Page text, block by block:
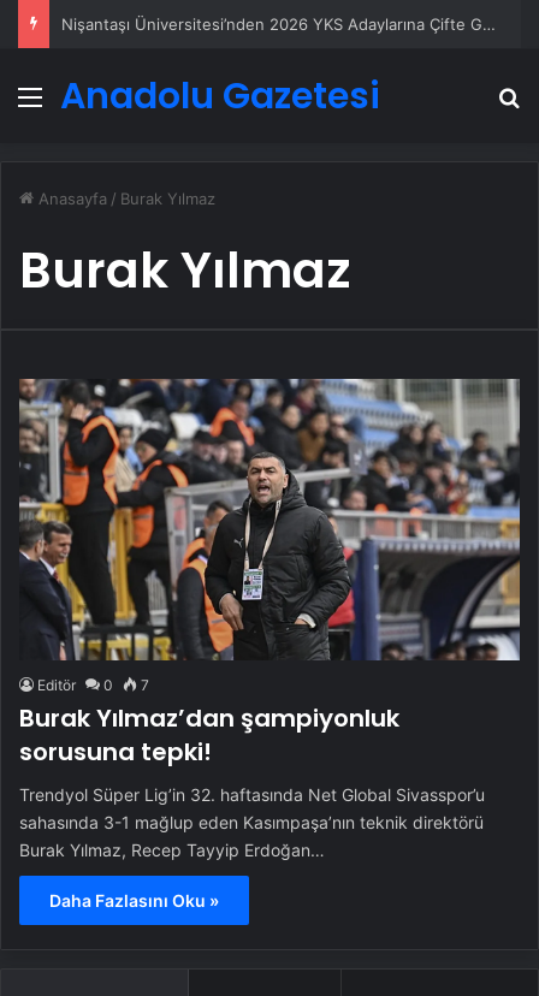
Nişantaşı Üniversitesi’nden 2026 YKS Adaylarına Çifte Güvence: Sabit Ücret ve Kesintisiz Burs
Menü
Anadolu Gazetesi
Anasayfa / Burak Yılmaz
Burak Yılmaz
Editör 0 7
Burak Yılmaz’dan şampiyonluk
sorusuna tepki!
Trendyol Süper Lig’in 32. haftasında Net Global Sivasspor’u
sahasında 3-1 mağlup eden Kasımpaşa’nın teknik direktörü
Burak Yılmaz, Recep Tayyip Erdoğan…
Daha Fazlasını Oku »